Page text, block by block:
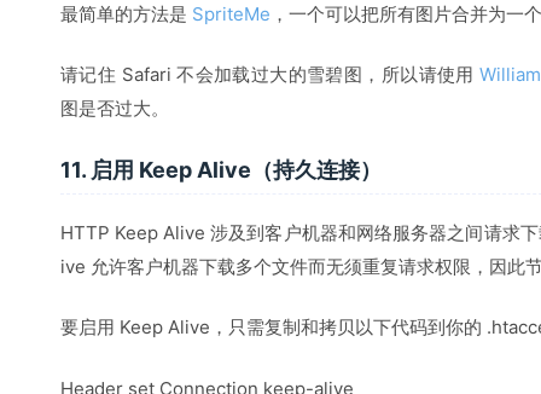
最简单的方法是 SpriteMe ，一个可以把所有图片合并为一
请记住 Safari 不会加载过大的雪碧图，所以请使用
图是否过大。
11. 启用 Keep Alive（持久连接）
HTTP Keep Alive 涉及到客户机器和网络服务器之间请求
ive 允许客户机器下载多个文件而无须重复请求权限，因此
要启用 Keep Alive，只需复制和拷贝以下代码到你的
Header set Connection keep-alive